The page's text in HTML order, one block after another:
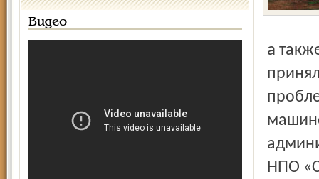
Видео
а также руководители предприятий топлива и энергетики
НПО